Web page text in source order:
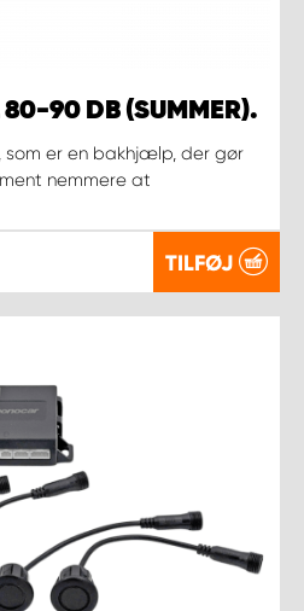
80-90 DB (SUMMER).
som er en bakhjælp, der gør
nemmere at
TILFØJ